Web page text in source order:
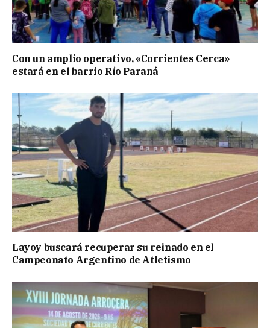
Con un amplio operativo, «Corrientes Cerca»
estará en el barrio Río Paraná
Layoy buscará recuperar su reinado en el
Campeonato Argentino de Atletismo